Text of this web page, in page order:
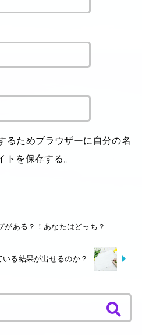
るためブラウザーに自分の名
を保存する。
がある？！あなたはどっち？
る結果が出せるのか？
索